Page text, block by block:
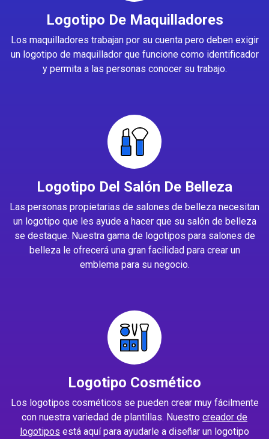
Logotipo De Maquilladores
Los maquilladores trabajan por su cuenta pero deben exigir
un logotipo de maquillador que funcione como identificador
y permita a las personas conocer su trabajo.
Logotipo Del Salón De Belleza
Las personas propietarias de salones de belleza necesitan
un logotipo que les ayude a hacer que su salón de belleza
se destaque. Nuestra gama de logotipos para salones de
belleza le ofrecerá una gran facilidad para crear un
emblema para su negocio.
Logotipo Cosmético
Los logotipos cosméticos se pueden crear muy fácilmente
con nuestra variedad de plantillas. Nuestro creador de
logotipos está aquí para ayudarle a diseñar un logotipo